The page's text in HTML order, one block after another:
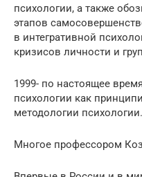
психологии, а также
этапов
в интегративной
кризисов личности и
1999- по настоящее
психологии как
методологии психологии.
Многое профессором